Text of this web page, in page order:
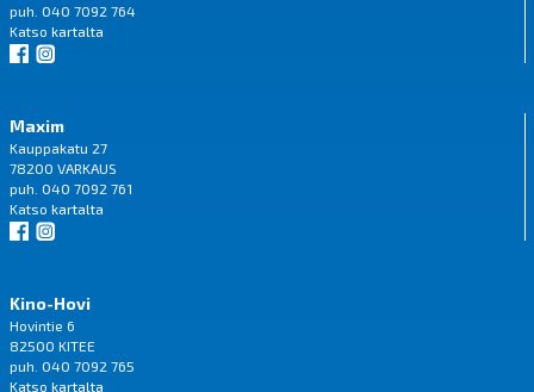
puh. 040 7092 764
Katso kartalta
Maxim
Kauppakatu 27
78200 VARKAUS
puh. 040 7092 761
Katso kartalta
Kino-Hovi
Hovintie 6
82500 KITEE
puh. 040 7092 765
Katso kartalta